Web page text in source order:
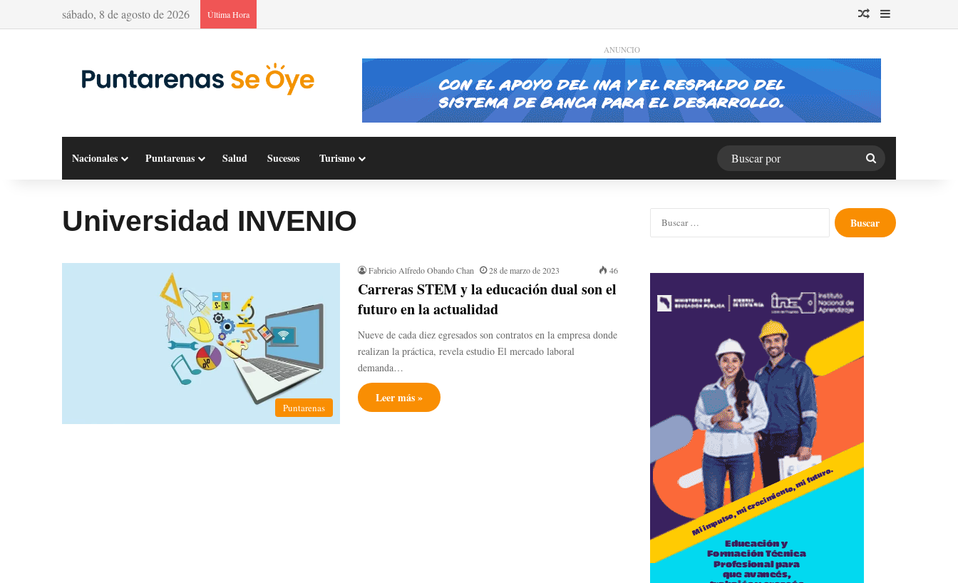
sábado, 8 de agosto de 2026 Última Hora Publicación al azar
Barra lateral
ANUNCIO
Nacionales Puntarenas Salud Sucesos Turismo
Buscar
por
Universidad INVENIO
Puntarenas
Fabricio Alfredo Obando Chan 28 de marzo de 2023 46
Carreras STEM y la educación dual son el
futuro en la actualidad
Nueve de cada diez egresados son contratos en la empresa donde
realizan la práctica, revela estudio El mercado laboral
demanda…
Leer más »
Buscar: